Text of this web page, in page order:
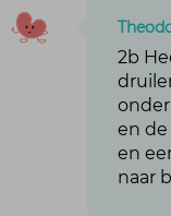
2b
en de
en
naar